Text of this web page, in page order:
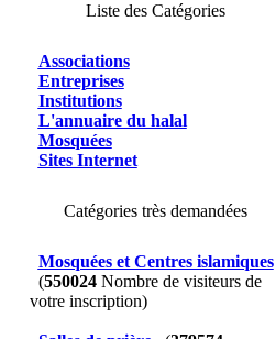
Liste des Catégories
Associations
Entreprises
Institutions
L'annuaire du halal
Mosquées
Sites Internet
Catégories très demandées
Mosquées et Centres islamiques
(550024Nombre de visiteurs de
votre inscription)